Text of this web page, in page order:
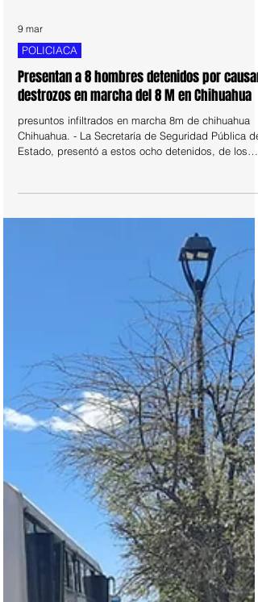
POLICIACA
Presentan a 8 hombres detenidos por causar
destrozos en marcha del 8 M en Chihuahua
presuntos infiltrados en marcha 8m de chihuahua
Estado, presentó a estos ocho detenidos, de los
cuales eran tres hombres adultos y cinco menores,
quienes se infiltraron y aprovecharon para causar
destrozos. Los adultos fueron identificados como
Israel R.C., de 35 años; Sebastián Arturo M.G.,, de
22 años; y Dante R.M, de 21 años. En cuanto a los
menores, los identificaron como M.C.C., de 13
J.O.T.V., de 17 años, L.A.H